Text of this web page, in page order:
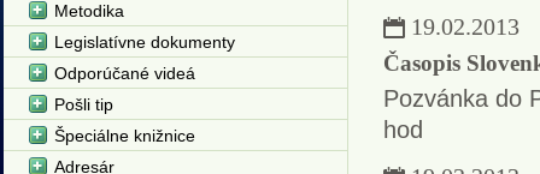
19.02.2013
Časopis
Pozvánka do
hod
Metodika
Legislatívne dokumenty
Odporúčané videá
Pošli tip
Špeciálne knižnice
Adresár